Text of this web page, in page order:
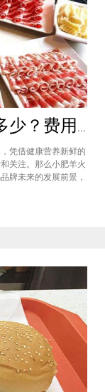
小肥羊火锅加盟的费用是多少？费用标准如下看你是否符合加盟资格
凭借健康营养新鲜的
关注。那么小肥羊火
牌未来的发展前景，
者拥有更多信息。创